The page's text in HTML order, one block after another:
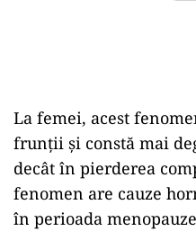
La femei, acest
frunții și constă mai
decât în pierderea
fenomen are cauze
în perioada